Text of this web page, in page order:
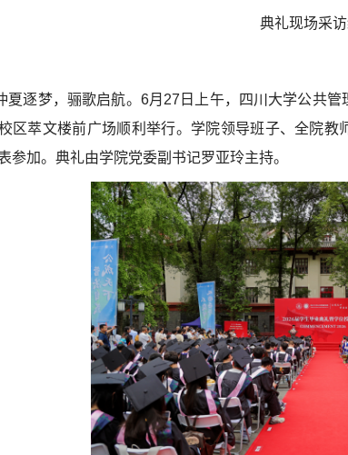
典礼现场采
夏逐梦，骊歌启航。6月27日上午，四川大学公共
区萃文楼前广场顺利举行。学院领导班子、全院
参加。典礼由学院党委副书记罗亚玲主持。